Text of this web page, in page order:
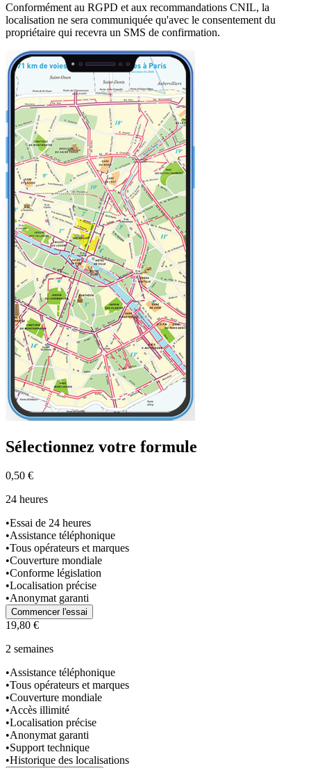
Conformément au RGPD et aux recommandations CNIL, la
localisation ne sera communiquée qu'avec le consentement du
propriétaire qui recevra un SMS de confirmation.
Sélectionnez votre formule
0,50 €
24 heures
•Essai de 24 heures
•Assistance téléphonique
•Tous opérateurs et marques
•Couverture mondiale
•Conforme législation
•Localisation précise
•Anonymat garanti
Commencer l'essai
19,80 €
2 semaines
•Assistance téléphonique
•Tous opérateurs et marques
•Couverture mondiale
•Accès illimité
•Localisation précise
•Anonymat garanti
•Support technique
•Historique des localisations